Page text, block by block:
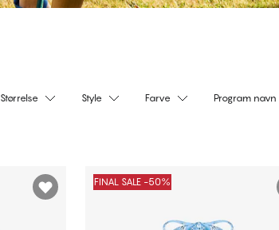
Størrelse Style Farve Program navn
FINAL SALE -50%